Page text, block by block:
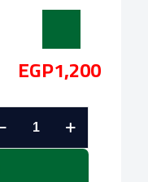
EGP1,200
كمية
فريكو
جبنة
اولد